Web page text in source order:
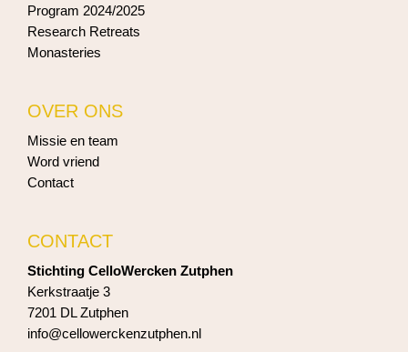
Program 2024/2025
Research Retreats
Monasteries
OVER ONS
Missie en team
Word vriend
Contact
CONTACT
Stichting CelloWercken Zutphen
Kerkstraatje 3
7201 DL Zutphen
info@cellowerckenzutphen.nl